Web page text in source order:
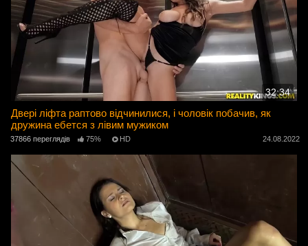
32:34
Двері ліфта раптово відчинилися, і чоловік побачив, як
дружина ебется з лівим мужиком
37866 переглядів 75% HD 24.08.2022